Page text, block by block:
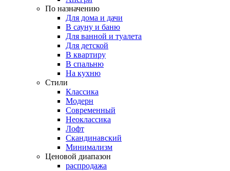
По назначению
Для дома и дачи
В сауну и баню
Для ванной и туалета
Для детской
В квартиру
В спальню
На кухню
Стили
Классика
Модерн
Современный
Неоклассика
Лофт
Скандинавский
Минимализм
Ценовой диапазон
распродажа